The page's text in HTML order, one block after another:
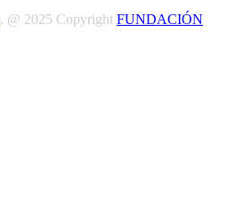
. @ 2025 Copyright FUNDACIÓN